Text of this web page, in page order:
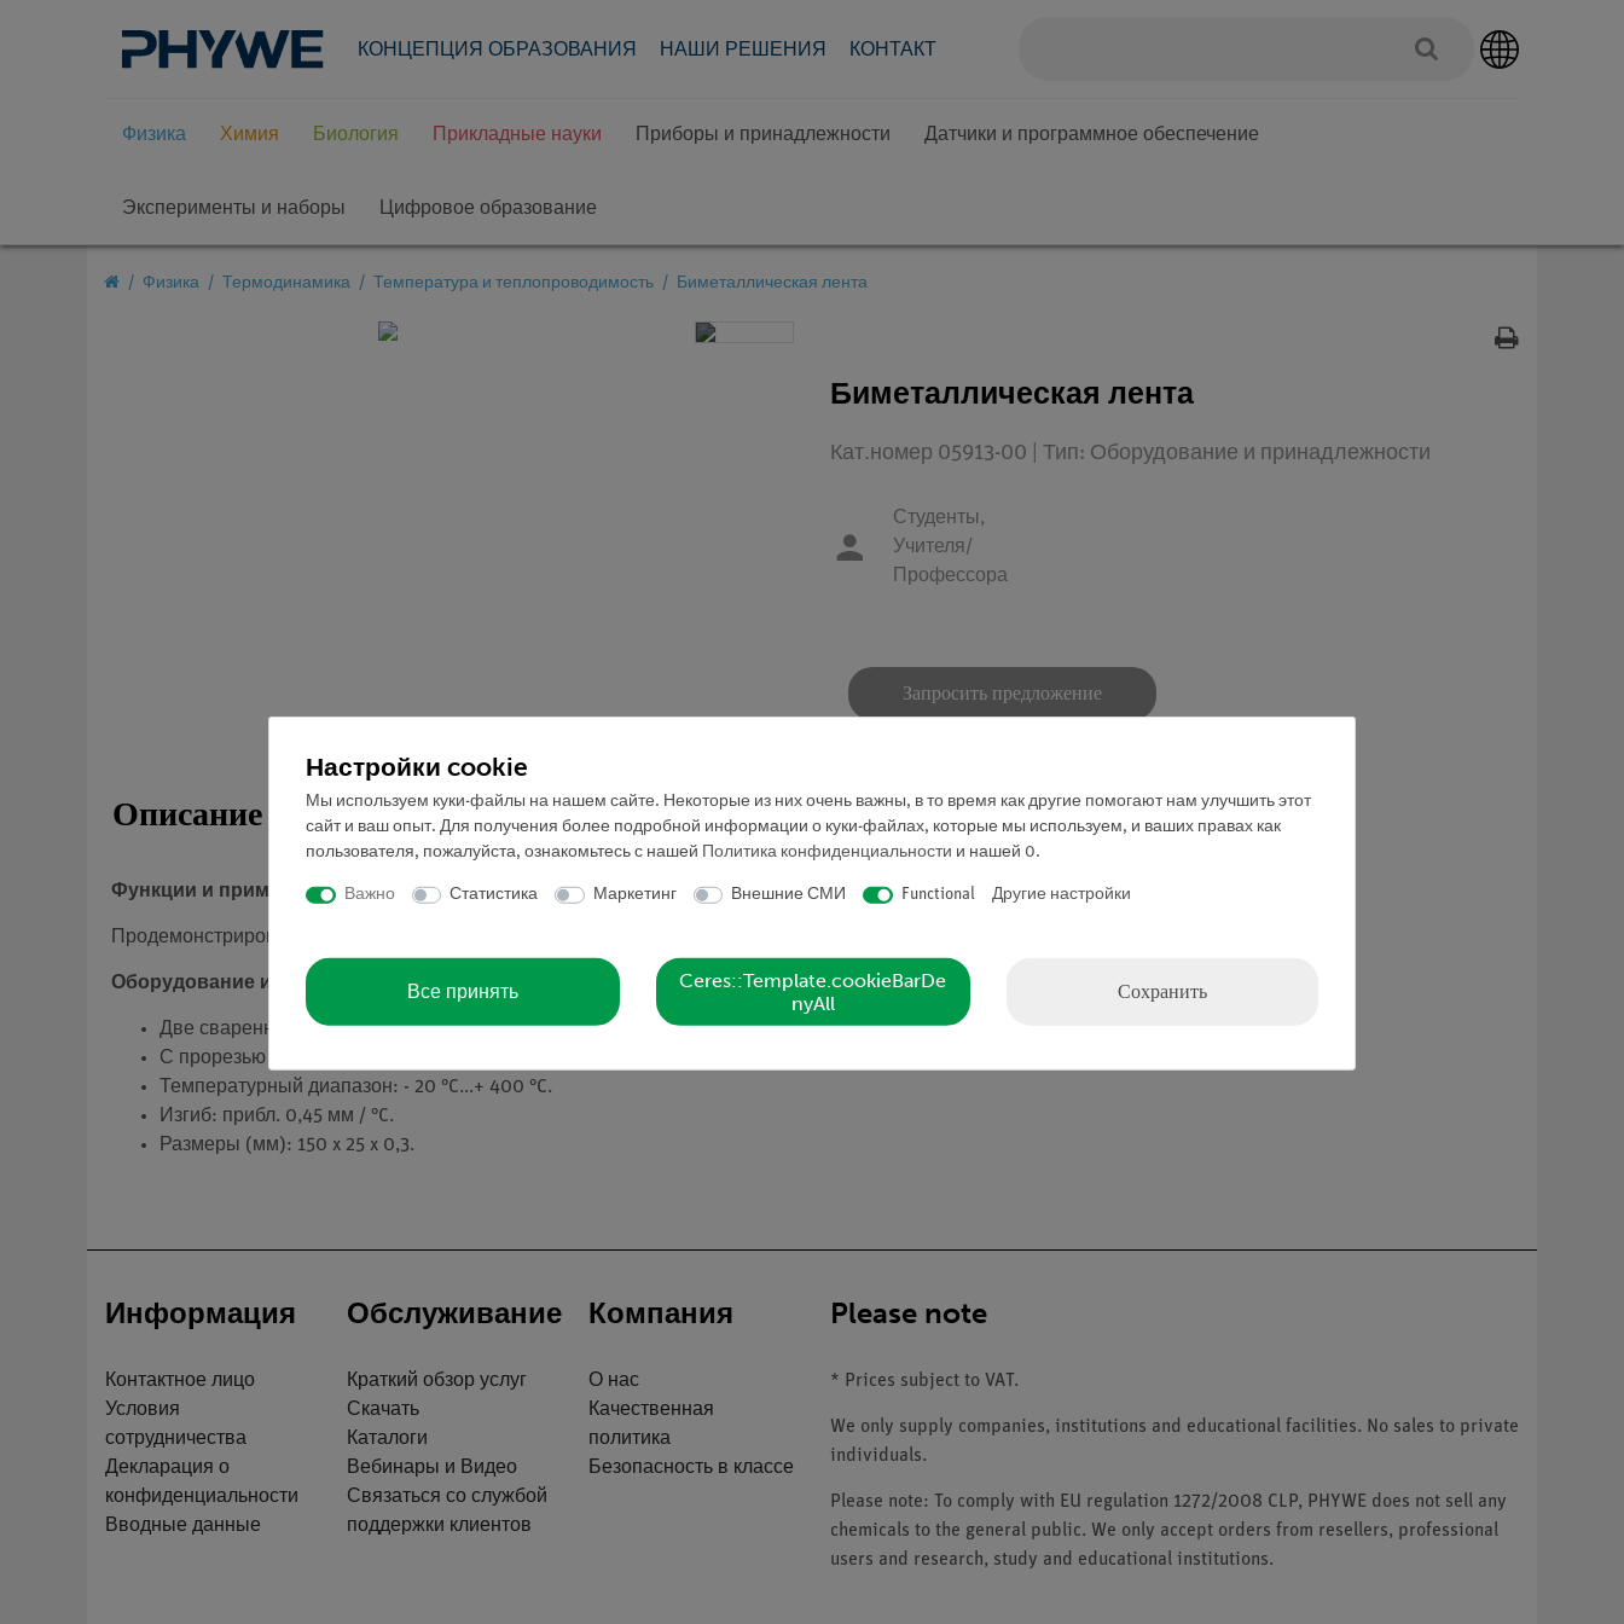
КОНЦЕПЦИЯ ОБРАЗОВАНИЯ НАШИ РЕШЕНИЯ КОНТАКТ
Физика Химия Биология Прикладные науки Приборы и принадлежности Датчики и программное обеспечение
Эксперименты и наборы Цифровое образование
Физика Термодинамика Температура и теплопроводимость Биметаллическая лента
Биметаллическая лента
Кат.номер 05913-00 | Тип: Оборудование и принадлежности
Студенты,
Учителя/
Профессора
Запросить предложение
Описание
Функции и применение
Продемонстрировать принцип работы и применение биметалла.
Оборудование и технические данные
Две сваренные полосы Fe-Ni с различным содержанием никеля.
С прорезью для фиксации, например, в изоляционной опоре
Температурный диапазон: - 20 °C...+ 400 °C.
Изгиб: прибл. 0,45 мм / °C.
Размеры (мм): 150 x 25 x 0,3.
Информация
Контактное лицо
Условия
сотрудничества
Декларация о
конфиденциальности
Вводные данные
Обслуживание
Краткий обзор услуг
Скачать
Каталоги
Вебинары и Видео
Связаться со службой
поддержки клиентов
Компания
О нас
Качественная
политика
Безопасность в классе
Please note
* Prices subject to VAT.
We only supply companies, institutions and educational facilities. No sales to private
individuals.
Please note: To comply with EU regulation 1272/2008 CLP, PHYWE does not sell any
chemicals to the general public. We only accept orders from resellers, professional
users and research, study and educational institutions.
Настройки cookie
Мы используем куки-файлы на нашем сайте. Некоторые из них очень важны, в то время как другие помогают нам улучшить этот
сайт и ваш опыт. Для получения более подробной информации о куки-файлах, которые мы используем, и ваших правах как
пользователя, пожалуйста, ознакомьтесь с нашей
Политика конфиденциальности и нашей 0.
Важно Статистика Маркетинг Внешние СМИ Functional Другие настройки
Все принять
Ceres::Template.cookieBarDe
nyAll
Сохранить